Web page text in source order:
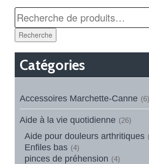
Recherche
Catégories
Accessoires Marchette-Canne (6)
Aide à la vie quotidienne (26)
Aide pour douleurs arthritiques
Enfiles bas (4)
pinces de préhension (4)